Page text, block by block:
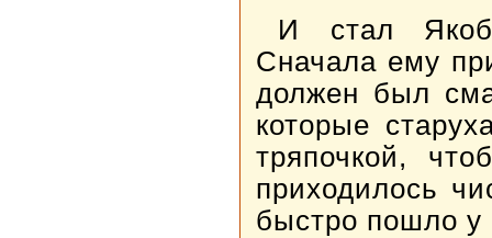
И стал
Сначала ему
должен был
которые
тряпочкой,
приходилось
быстро пошло у